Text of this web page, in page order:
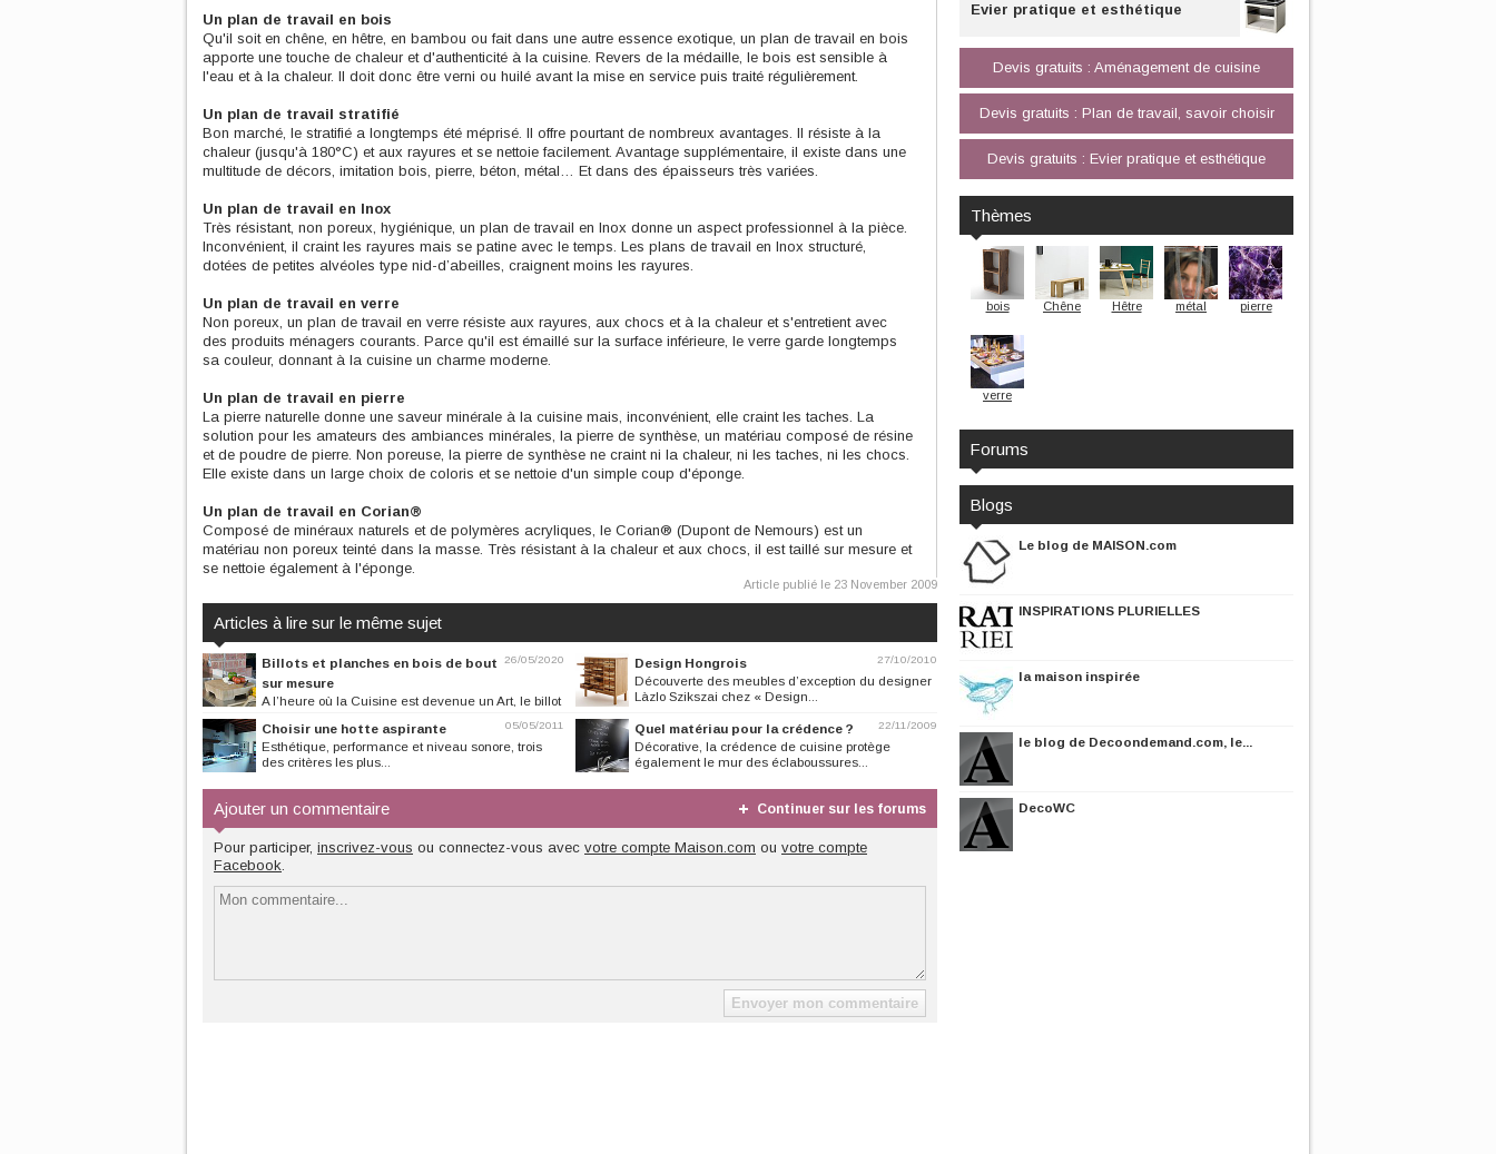
Un plan de travail en bois
Qu'il soit en chêne, en hêtre, en bambou ou fait dans une autre essence exotique, un plan de travail en bois
apporte une touche de chaleur et d'authenticité à la cuisine. Revers de la médaille, le bois est sensible à
l'eau et à la chaleur. Il doit donc être verni ou huilé avant la mise en service puis traité régulièrement.
Un plan de travail stratifié
Bon marché, le stratifié a longtemps été méprisé. Il offre pourtant de nombreux avantages. Il résiste à la
chaleur (jusqu'à 180°C) et aux rayures et se nettoie facilement. Avantage supplémentaire, il existe dans une
multitude de décors, imitation bois, pierre, béton, métal… Et dans des épaisseurs très variées.
Un plan de travail en Inox
Très résistant, non poreux, hygiénique, un plan de travail en Inox donne un aspect professionnel à la pièce.
Inconvénient, il craint les rayures mais se patine avec le temps. Les plans de travail en Inox structuré,
dotées de petites alvéoles type nid-d’abeilles, craignent moins les rayures.
Un plan de travail en verre
Non poreux, un plan de travail en verre résiste aux rayures, aux chocs et à la chaleur et s'entretient avec
des produits ménagers courants. Parce qu'il est émaillé sur la surface inférieure, le verre garde longtemps
sa couleur, donnant à la cuisine un charme moderne.
Un plan de travail en pierre
La pierre naturelle donne une saveur minérale à la cuisine mais, inconvénient, elle craint les taches. La
solution pour les amateurs des ambiances minérales, la pierre de synthèse, un matériau composé de résine
et de poudre de pierre. Non poreuse, la pierre de synthèse ne craint ni la chaleur, ni les taches, ni les chocs.
Elle existe dans un large choix de coloris et se nettoie d'un simple coup d'éponge.
Un plan de travail en Corian®
Composé de minéraux naturels et de polymères acryliques, le Corian® (Dupont de Nemours) est un
matériau non poreux teinté dans la masse. Très résistant à la chaleur et aux chocs, il est taillé sur mesure et
se nettoie également à l'éponge.
Article publié le 23 November 2009
Articles à lire sur le même sujet
26/05/2020
Billots et planches en bois de bout
sur mesure
A l’heure où la Cuisine est devenue un Art, le billot
est devenu aussi...
27/10/2010
Design Hongrois
Découverte des meubles d’exception du designer
Làzlo Szikszai chez « Design...
05/05/2011
Choisir une hotte aspirante
Esthétique, performance et niveau sonore, trois
des critères les plus...
22/11/2009
Quel matériau pour la crédence ?
Décorative, la crédence de cuisine protège
également le mur des éclaboussures...
Ajouter un commentaire Continuer sur les forums
Pour participer, inscrivez-vous ou connectez-vous avec votre compte Maison.com ou votre compte
Facebook.
Evier pratique et esthétique
Devis gratuits : Aménagement de cuisine
Devis gratuits : Plan de travail, savoir choisir
Devis gratuits : Evier pratique et esthétique
Thèmes
bois Chêne Hêtre métal pierre
verre
Forums
Blogs
Le blog de MAISON.com
INSPIRATIONS PLURIELLES
la maison inspirée
le blog de Decoondemand.com, le...
DecoWC